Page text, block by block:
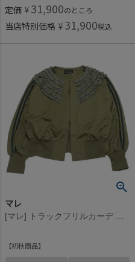
定価 ¥ 31,900のところ
当店特別価格 ¥ 31,900税込
マレ
初秋商品